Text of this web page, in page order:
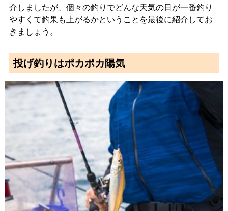
介しましたが、個々の釣りでどんな天気の日が一番釣り
やすくて釣果も上がるかということを最後に紹介してお
きましょう。
投げ釣りはポカポカ陽気